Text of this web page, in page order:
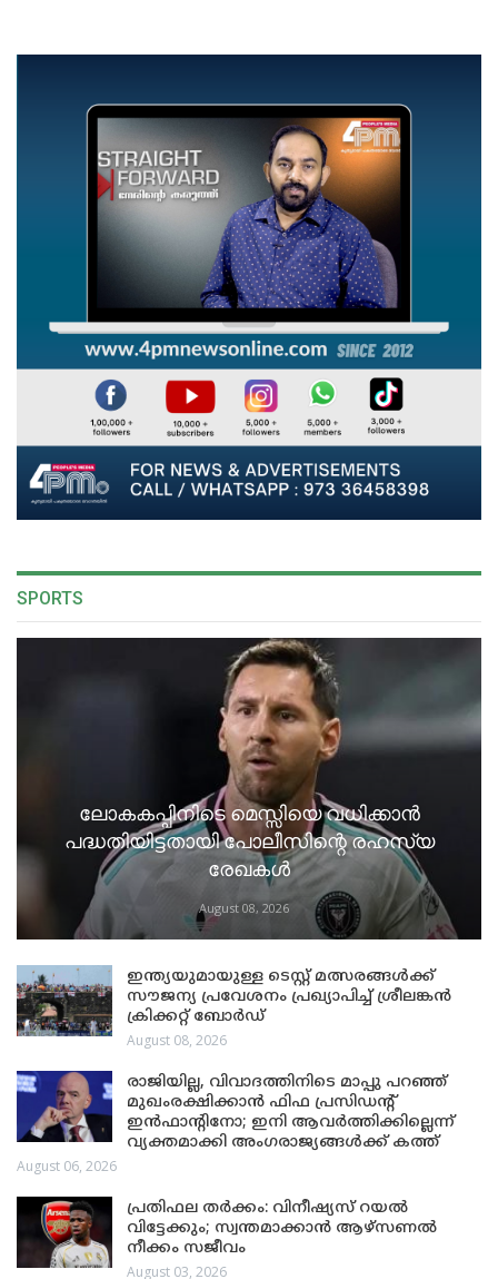
SPORTS
ലോകകപ്പിനിടെ മെസ്സിയെ വധിക്കാൻ
പദ്ധതിയിട്ടതായി പോലീസിന്റെ രഹസ്യ
രേഖകൾ
August 08, 2026
ഇന്ത്യയുമായുള്ള ടെസ്റ്റ് മത്സരങ്ങൾക്ക്
സൗജന്യ പ്രവേശനം പ്രഖ്യാപിച്ച് ശ്രീലങ്കൻ
ക്രിക്കറ്റ് ബോർഡ്
August 08, 2026
രാജിയില്ല, വിവാദത്തിനിടെ മാപ്പു പറഞ്ഞ്
മുഖംരക്ഷിക്കാൻ ഫിഫ പ്രസിഡന്റ്
ഇൻഫാന്റിനോ; ഇനി ആവർത്തിക്കില്ലെന്ന്
വ്യക്തമാക്കി അംഗരാജ്യങ്ങൾക്ക് കത്ത്
August 06, 2026
പ്രതിഫല തർക്കം: വിനീഷ്യസ് റയൽ
വിട്ടേക്കും; സ്വന്തമാക്കാൻ ആഴ്സണൽ
നീക്കം സജീവം
August 03, 2026